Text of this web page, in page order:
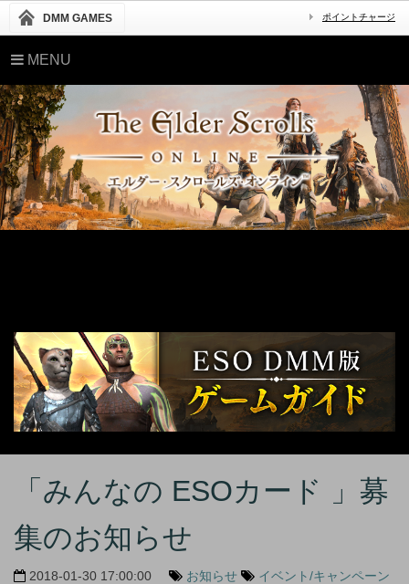
DMM GAMES ポイントチャージ
MENU
「みんなの ESOカード 」募
集のお知らせ
2018-01-30 17:00:00 お知らせ イベント/キャンペーン